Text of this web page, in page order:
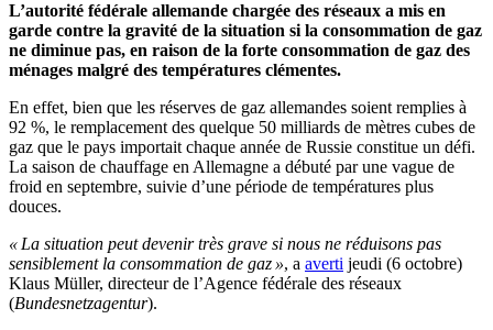
L’autorité fédérale allemande chargée des réseaux a mis en
garde contre la gravité de la situation si la consommation de gaz
ne diminue pas, en raison de la forte consommation de gaz des
ménages malgré des températures clémentes.
En effet, bien que les réserves de gaz allemandes soient remplies à
92 %, le remplacement des quelque 50 milliards de mètres cubes de
gaz que le pays importait chaque année de Russie constitue un défi.
La saison de chauffage en Allemagne a débuté par une vague de
froid en septembre, suivie d’une période de températures plus
douces.
« La situation peut devenir très grave si nous ne réduisons pas
sensiblement la consommation de gaz », a averti jeudi (6 octobre)
Klaus Müller, directeur de l’Agence fédérale des réseaux
(Bundesnetzagentur).